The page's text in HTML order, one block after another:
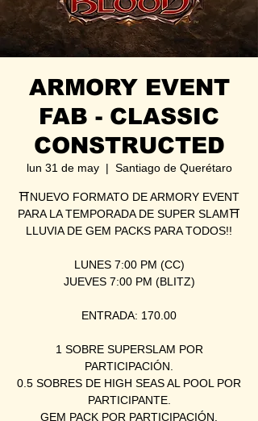
ARMORY EVENT
FAB - CLASSIC
CONSTRUCTED
lun 31 de may
  |
Santiago de Querétaro
⛩NUEVO FORMATO DE ARMORY EVENT
PARA LA TEMPORADA DE SUPER SLAM⛩
LLUVIA DE GEM PACKS PARA TODOS!!
LUNES 7:00 PM (CC)
JUEVES 7:00 PM (BLITZ)
ENTRADA: 170.00
1 SOBRE SUPERSLAM POR
PARTICIPACIÓN.
0.5 SOBRES DE HIGH SEAS AL POOL POR
PARTICIPANTE.
GEM PACK POR PARTICIPACIÓN.